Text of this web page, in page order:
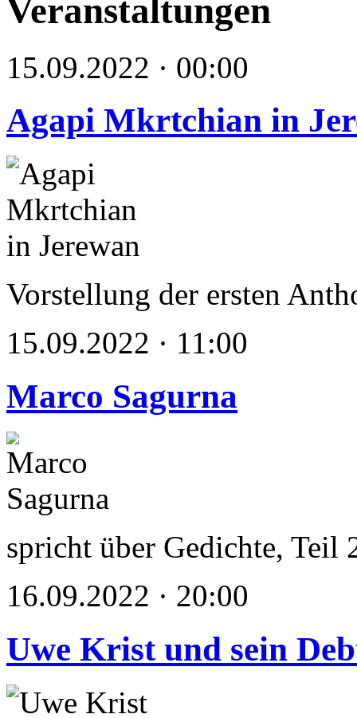
Veranstaltungen
15.09.2022 · 00:00
Agapi Mkrtchian in
Vorstellung der ersten
15.09.2022 · 11:00
Marco Sagurna
spricht über Gedichte, Teil
16.09.2022 · 20:00
Uwe Krist und sein